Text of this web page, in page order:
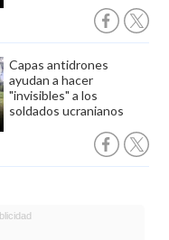
Capas antidrones
ayudan a hacer
"invisibles" a los
soldados ucranianos